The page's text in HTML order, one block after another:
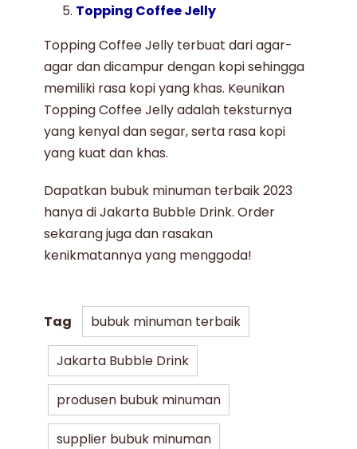
Topping Coffee Jelly
Topping Coffee Jelly terbuat dari agar-
agar dan dicampur dengan kopi sehingga
memiliki rasa kopi yang khas. Keunikan
Topping Coffee Jelly adalah teksturnya
yang kenyal dan segar, serta rasa kopi
yang kuat dan khas.
Dapatkan bubuk minuman terbaik 2023
hanya di Jakarta Bubble Drink. Order
sekarang juga dan rasakan
kenikmatannya yang menggoda!
Tag bubuk minuman terbaik
Jakarta Bubble Drink
produsen bubuk minuman
supplier bubuk minuman